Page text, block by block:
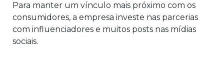
Para manter um vínculo mais próximo com os
consumidores, a empresa investe nas parcerias
com influenciadores e muitos posts nas mídias
sociais.